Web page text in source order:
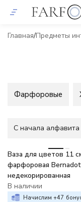
Главная Предметы
Фарфоровые
C начала алфавита
Ваза для цветов 11
фарфоровая
недекорированная
В наличии
Начислим +47